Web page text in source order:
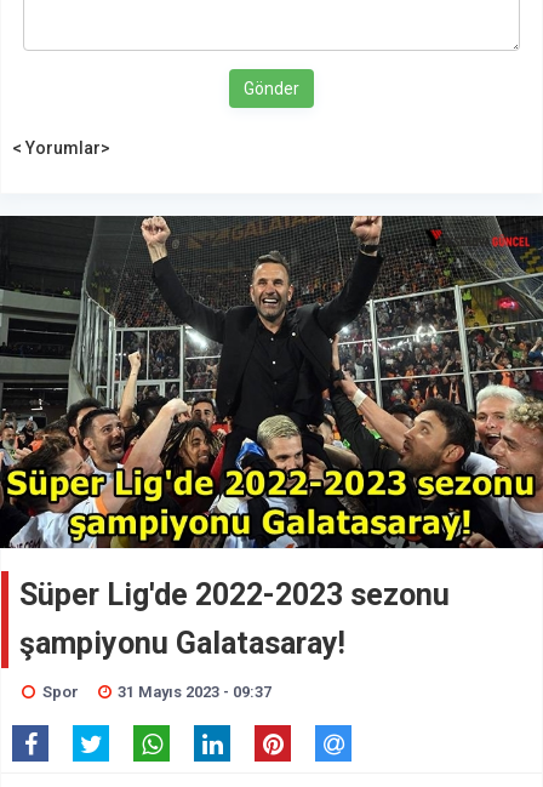
Gönder
< Yorumlar>
Süper Lig'de 2022-2023 sezonu
şampiyonu Galatasaray!
Spor 31 Mayıs 2023 - 09:37